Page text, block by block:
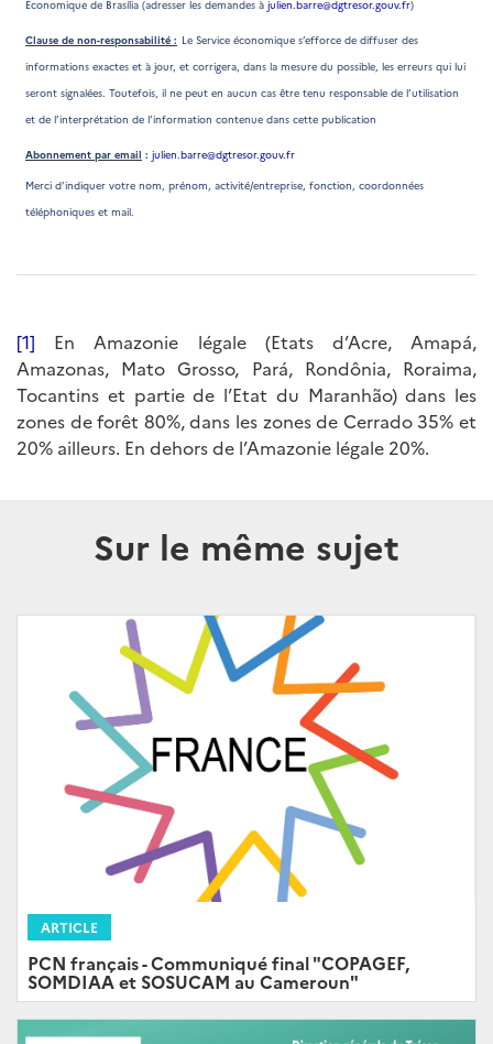
Économique de Brasília (adresser les demandes à julien.barre@dgtresor.gouv.fr)
Clause de non-responsabilité : Le Service économique s’efforce de diffuser des
informations exactes et à jour, et corrigera, dans la mesure du possible, les erreurs qui lui
seront signalées. Toutefois, il ne peut en aucun cas être tenu responsable de l’utilisation
et de l’interprétation de l’information contenue dans cette publication
Abonnement par email : julien.barre@dgtresor.gouv.fr
Merci d’indiquer votre nom, prénom, activité/entreprise, fonction, coordonnées
téléphoniques et mail.
[1] En Amazonie légale (Etats d’Acre, Amapá,
Amazonas, Mato Grosso, Pará, Rondônia, Roraima,
Tocantins et partie de l’Etat du Maranhão) dans les
zones de forêt 80%, dans les zones de Cerrado 35% et
20% ailleurs. En dehors de l’Amazonie légale 20%.
Sur le même sujet
ARTICLE
PCN français - Communiqué final "COPAGEF,
SOMDIAA et SOSUCAM au Cameroun"